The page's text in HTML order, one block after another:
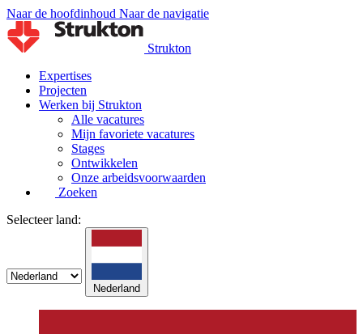
Naar de hoofdinhoud Naar de navigatie
Strukton
Expertises
Projecten
Werken bij Strukton
Alle vacatures
Mijn favoriete vacatures
Stages
Ontwikkelen
Onze arbeidsvoorwaarden
Zoeken
Selecteer land:
Nederland